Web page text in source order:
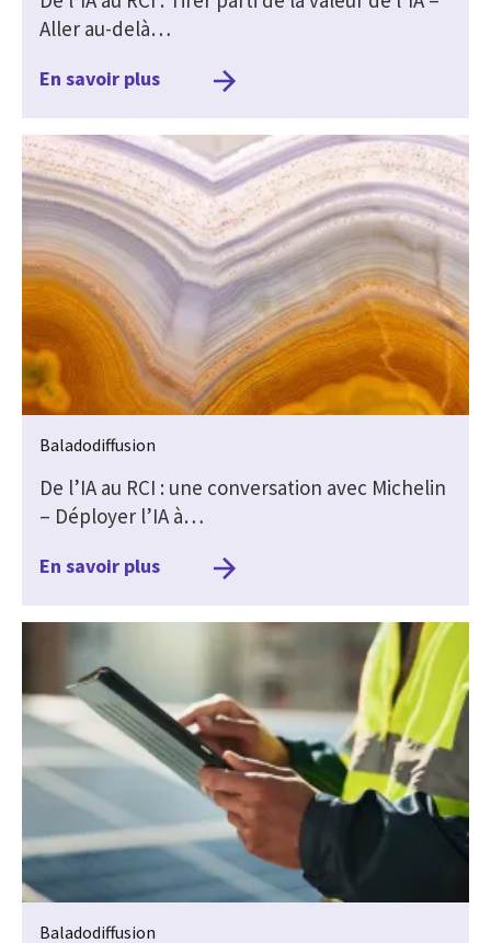
Aller au-delà…
En savoir plus
Baladodiffusion
De l’IA au RCI : une conversation avec Michelin
– Déployer l’IA à…
En savoir plus
Baladodiffusion